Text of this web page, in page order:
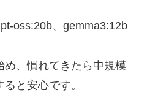
oss:20b、gemma3:12b
め、慣れてきたら中規模
と安心です。